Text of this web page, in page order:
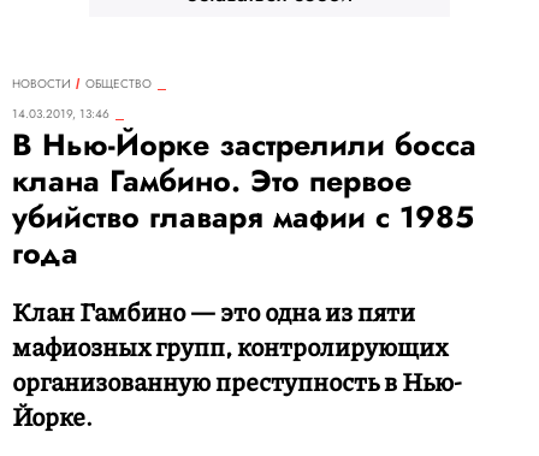
НОВОСТИ
ОБЩЕСТВО
14.03.2019, 13:46
В Нью-Йорке застрелили босса
клана Гамбино. Это первое
убийство главаря мафии с 1985
года
Клан Гамбино — это одна из пяти
мафиозных групп, контролирующих
организованную преступность в Нью-
Йорке.